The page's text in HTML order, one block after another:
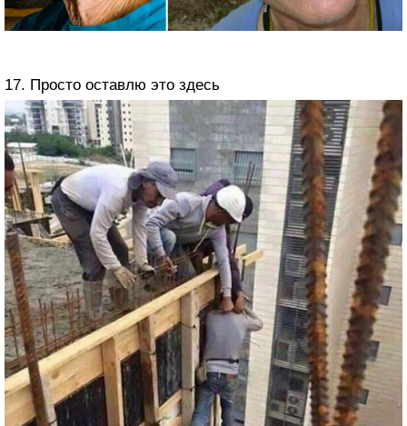
17. Просто оставлю это здесь